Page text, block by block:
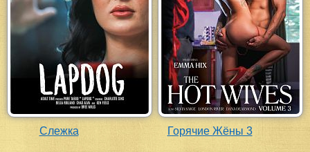
Слежка Горячие Жёны 3